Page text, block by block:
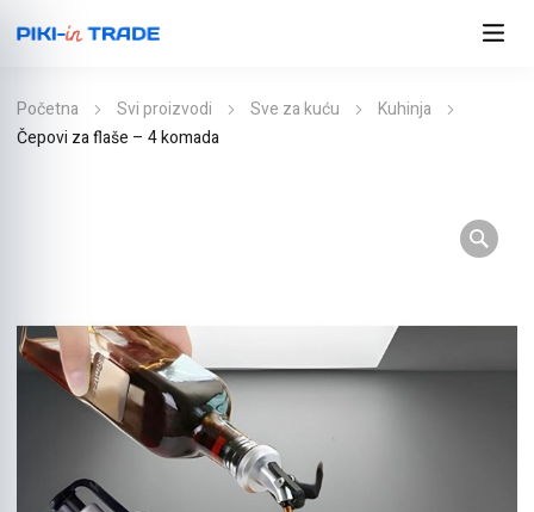
Početna Svi proizvodi Sve za kuću
Kuhinja
Čepovi za flaše – 4 komada